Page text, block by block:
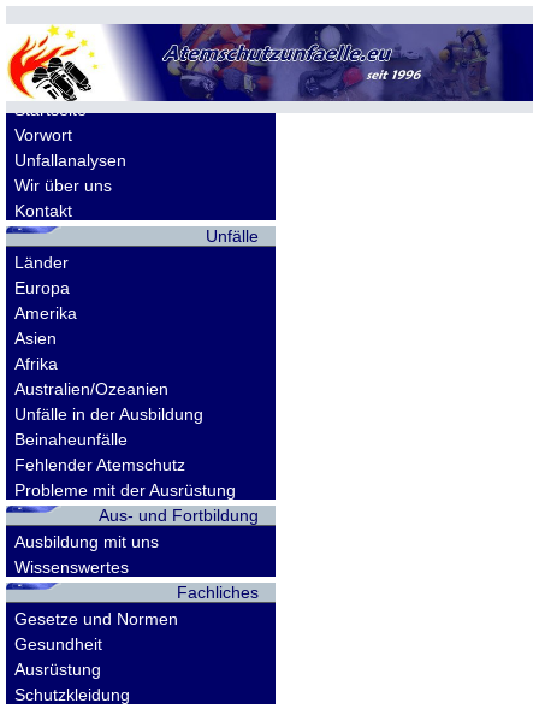
Allgemeines
Startseite
Vorwort
Unfallanalysen
Wir über uns
Kontakt
Unfälle
Länder
Europa
Amerika
Asien
Afrika
Australien/Ozeanien
Unfälle in der Ausbildung
Beinaheunfälle
Fehlender Atemschutz
Probleme mit der Ausrüstung
Aus- und Fortbildung
Ausbildung mit uns
Wissenswertes
Fachliches
Gesetze und Normen
Gesundheit
Ausrüstung
Schutzkleidung